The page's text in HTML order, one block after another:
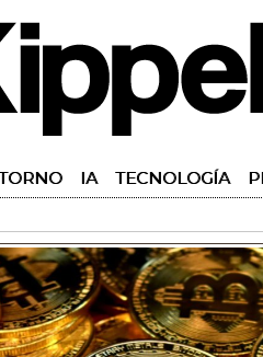
IA TECNOLOGÍA